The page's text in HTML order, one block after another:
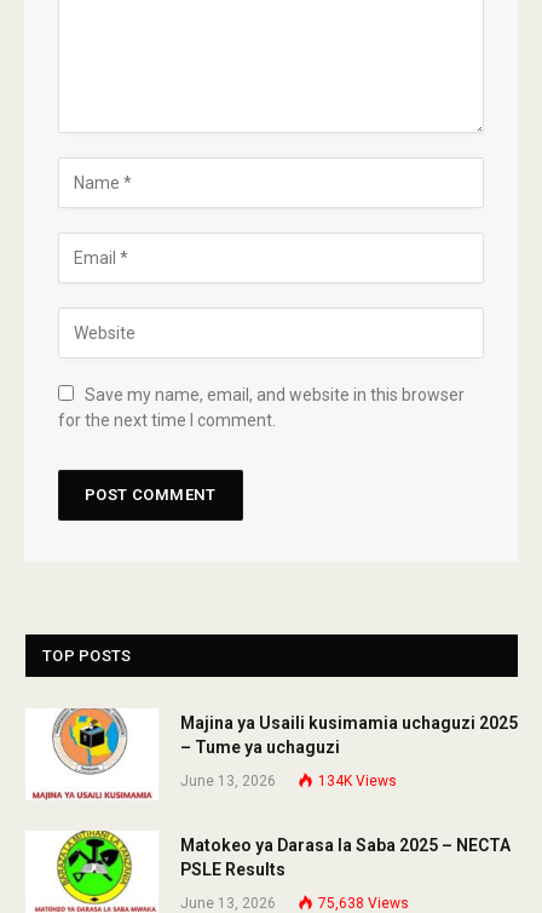
Save my name, email, and website in this browser
for the next time I comment.
TOP POSTS
Majina ya Usaili kusimamia uchaguzi 2025
– Tume ya uchaguzi
June 13, 2026 134K Views
Matokeo ya Darasa la Saba 2025 – NECTA
PSLE Results
June 13, 2026 75,638 Views